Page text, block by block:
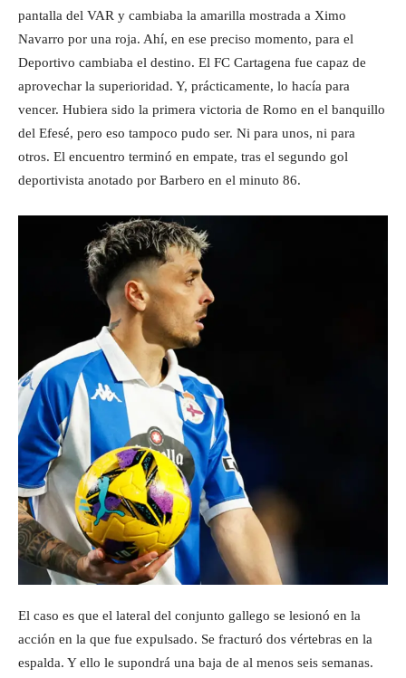
pantalla del VAR y cambiaba la amarilla mostrada a Ximo
Navarro por una roja. Ahí, en ese preciso momento, para el
Deportivo cambiaba el destino. El FC Cartagena fue capaz de
aprovechar la superioridad. Y, prácticamente, lo hacía para
vencer. Hubiera sido la primera victoria de Romo en el banquillo
del Efesé, pero eso tampoco pudo ser. Ni para unos, ni para
otros. El encuentro terminó en empate, tras el segundo gol
deportivista anotado por Barbero en el minuto 86.
El caso es que el lateral del conjunto gallego se lesionó en la
acción en la que fue expulsado. Se fracturó dos vértebras en la
espalda. Y ello le supondrá una baja de al menos seis semanas.